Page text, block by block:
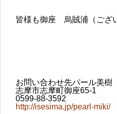
皆様も御座 烏賊浦（ござ
お問い合わせ先パール美
志摩市志摩町御座65-1
0599-88-3592
http://isesima.jp/pearl-miki/